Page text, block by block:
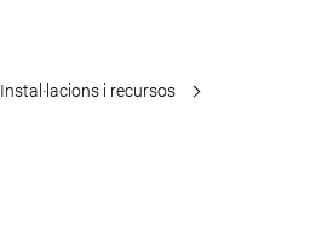
Instal·lacions i recursos